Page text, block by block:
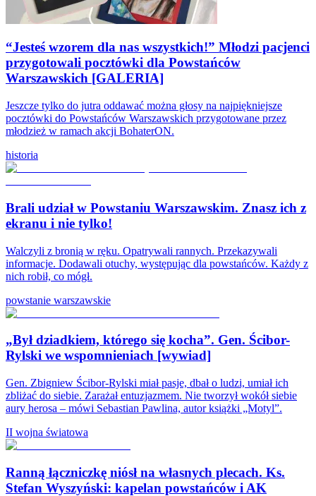
“Jesteś wzorem dla nas wszystkich!” Młodzi pacjenci
przygotowali pocztówki dla Powstańców
Warszawskich [GALERIA]
Jeszcze tylko do jutra oddawać można głosy na najpiękniejsze
pocztówki do Powstańców Warszawskich przygotowane przez
młodzież w ramach akcji BohaterON.
historia
Brali udział w Powstaniu Warszawskim. Znasz ich z
ekranu i nie tylko!
Walczyli z bronią w ręku. Opatrywali rannych. Przekazywali
informacje. Dodawali otuchy, występując dla powstańców. Każdy z
nich robił, co mógł.
powstanie warszawskie
„Był dziadkiem, którego się kocha”. Gen. Ścibor-
Rylski we wspomnieniach [wywiad]
Gen. Zbigniew Ścibor-Rylski miał pasje, dbał o ludzi, umiał ich
zbliżać do siebie. Zarażał entuzjazmem. Nie tworzył wokół siebie
aury herosa – mówi Sebastian Pawlina, autor książki „Motyl”.
II wojna światowa
Ranną łączniczkę niósł na własnych plecach. Ks.
Stefan Wyszyński: kapelan powstańców i AK